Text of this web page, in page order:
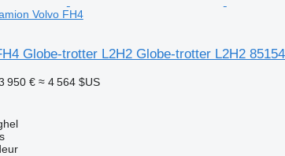
Volvo FH4
Globe-trotter L2H2 Globe-trotter L2H2
950 € ≈ 4 564 $US